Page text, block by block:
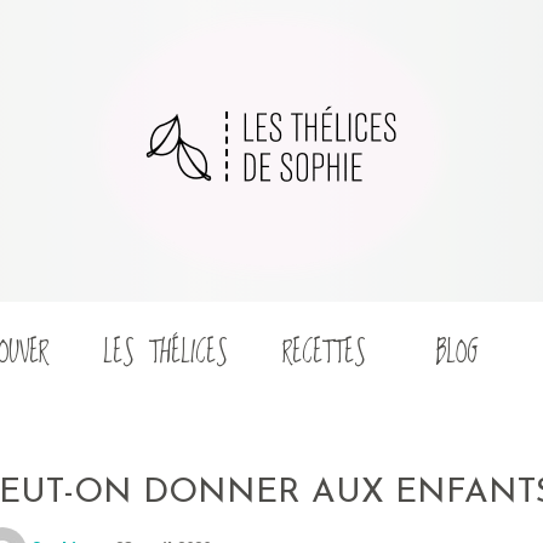
LES THÉLICES RECETTES BLOG
ON DONNER AUX